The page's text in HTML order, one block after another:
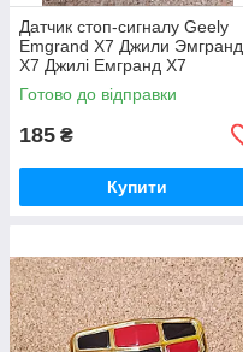
Датчик стоп-сигналу Geely
Emgrand X7 Джили Эмгранд
Х7 Джилі Емгранд Х7
Готово до відправки
185 ₴
Купити